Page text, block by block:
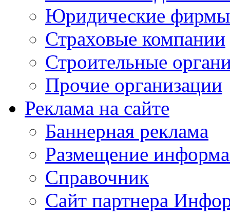
Юридические фирмы
Страховые компании
Строительные
Прочие организации
Реклама на сайте
Баннерная реклама
Размещение
Справочник
Сайт партнера